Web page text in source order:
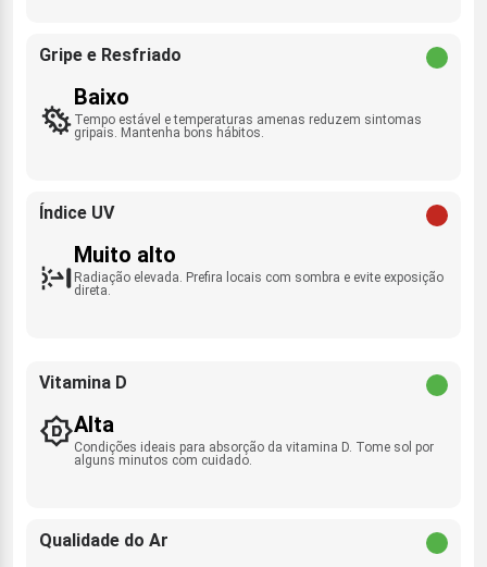
Gripe e Resfriado
Baixo
Tempo estável e temperaturas amenas reduzem sintomas
gripais. Mantenha bons hábitos.
Índice UV
Muito alto
Radiação elevada. Prefira locais com sombra e evite exposição
direta.
Vitamina D
Alta
Condições ideais para absorção da vitamina D. Tome sol por
alguns minutos com cuidado.
Qualidade do Ar